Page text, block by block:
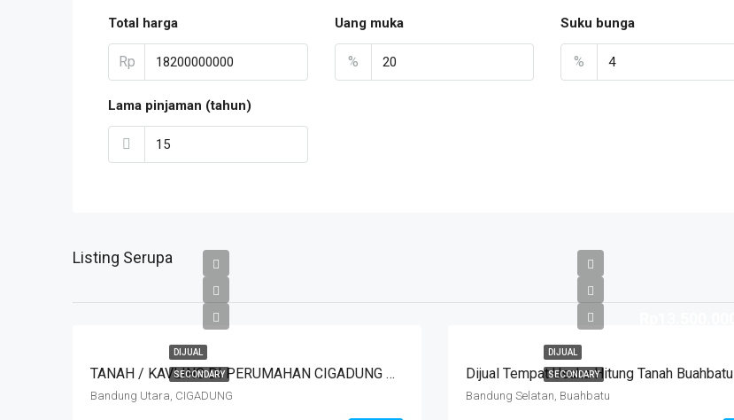
Total harga
Rp
Uang muka
%
Suku bunga
%
Lama pinjaman (tahun)
Listing Serupa
DIJUAL
SECONDARY TANAH / KAVLING DI PERUMAHAN CIGADUNG SELATAN SAYAP DAGO, BANDUNG
Bandung Utara, CIGADUNG
DIJUAL
SECONDARY
Dijual Tempat Usaha Hitung Tanah Buahbatu
Bandung Selatan, Buahbatu